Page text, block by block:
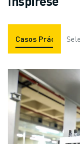
Casos Prácticos